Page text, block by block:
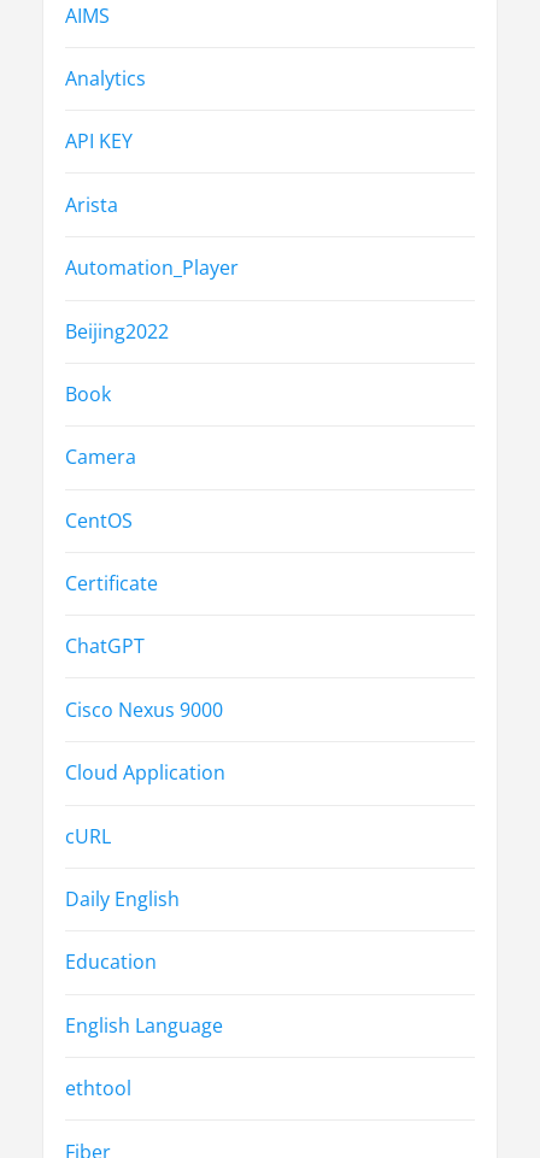
AIMS
Analytics
API KEY
Arista
Automation_Player
Beijing2022
Book
Camera
CentOS
Certificate
ChatGPT
Cisco Nexus 9000
Cloud Application
cURL
Daily English
Education
English Language
ethtool
Fiber